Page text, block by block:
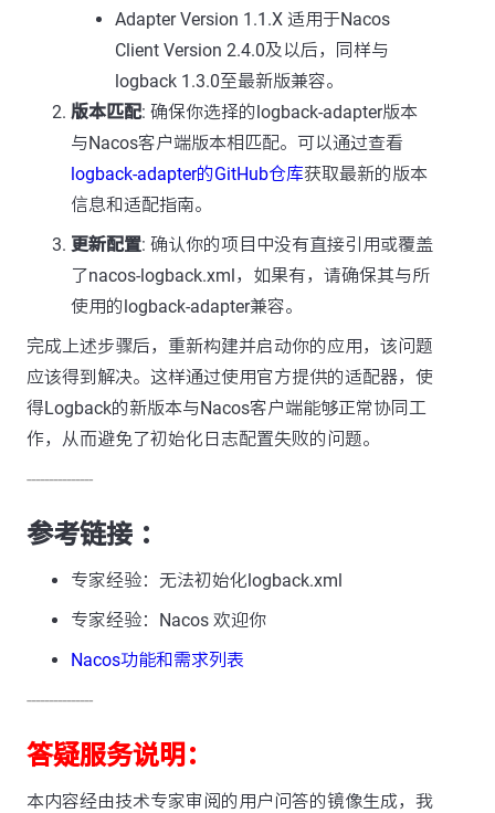
Adapter Version 1.1.X 适用于Nacos
Client Version 2.4.0及以后，同样与
logback 1.3.0至最新版兼容。
版本匹配: 确保你选择的logback-adapter版本
与Nacos客户端版本相匹配。可以通过查看
logback-adapter的GitHub仓库获取最新的版本
信息和适配指南。
更新配置: 确认你的项目中没有直接引用或覆盖
了nacos-logback.xml，如果有，请确保其与所
使用的logback-adapter兼容。
完成上述步骤后，重新构建并启动你的应用，该问题
应该得到解决。这样通过使用官方提供的适配器，使
得Logback的新版本与Nacos客户端能够正常协同工
作，从而避免了初始化日志配置失败的问题。
---------------
参考链接 ：
专家经验：无法初始化logback.xml
专家经验：Nacos 欢迎你
Nacos功能和需求列表
---------------
答疑服务说明：
本内容经由技术专家审阅的用户问答的镜像生成，我